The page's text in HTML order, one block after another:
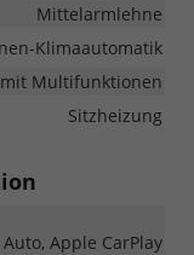
Mittelarmlehne
Klimaautomatik
mit Multifunktionen
Sitzheizung
Apple CarPlay